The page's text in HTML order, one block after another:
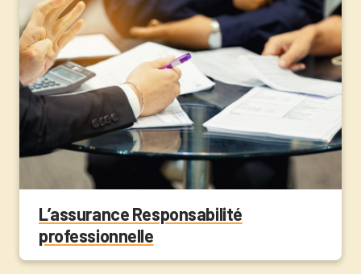
L’assurance Responsabilité
professionnelle